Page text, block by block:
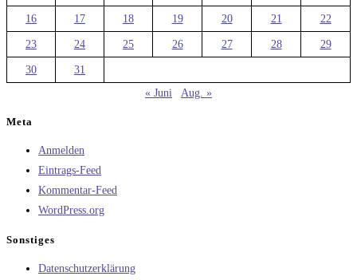
16 17 18 19 20 21 22
23 24 25 26 27 28 29
30
31
« Juni
Aug. »
Meta
Anmelden
Eintrags-Feed
Kommentar-Feed
WordPress.org
Sonstiges
Datenschutzerklärung